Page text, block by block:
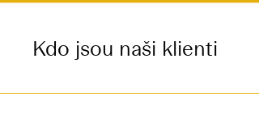
Kdo jsou naši klienti